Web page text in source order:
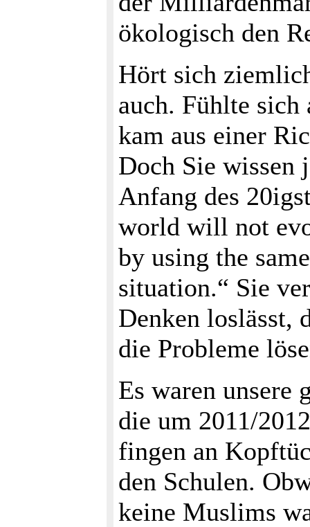
ökologisch den
Hört sich
auch. Fühlte sich
kam aus einer
Doch Sie wissen
Anfang des
world will not
by using the
situation.“ Sie
Denken loslässt,
die Probleme
Es waren unsere
die um 2011/
fingen an
den Schulen.
keine Muslims